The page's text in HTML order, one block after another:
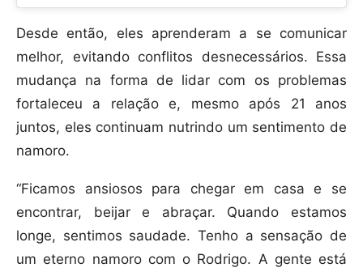
Desde então, eles aprenderam a se comunicar
melhor, evitando conflitos desnecessários. Essa
mudança na forma de lidar com os problemas
fortaleceu a relação e, mesmo após 21 anos
juntos, eles continuam nutrindo um sentimento de
namoro.
“Ficamos ansiosos para chegar em casa e se
encontrar, beijar e abraçar. Quando estamos
longe, sentimos saudade. Tenho a sensação de
um eterno namoro com o Rodrigo. A gente está